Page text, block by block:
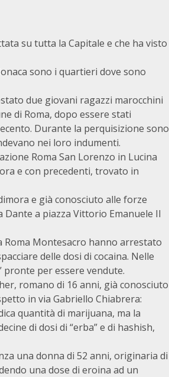
su tutta la Capitale e che ha visto
sono i quartieri dove sono
due giovani ragazzi marocchini
di Roma, dopo essere stati
Durante la perquisizione sono
nei loro indumenti.
Roma San Lorenzo in Lucina
e con precedenti, trovato in
e già conosciuto alle forze
Dante a piazza Vittorio Emanuele II
Roma Montesacro hanno arrestato
delle dosi di cocaina. Nelle
pronte per essere vendute.
romano di 16 anni, già conosciuto
in via Gabriello Chiabrera:
quantità di marijuana, ma la
di dosi di “erba” e di hashish,
una donna di 52 anni, originaria di
una dose di eroina ad un